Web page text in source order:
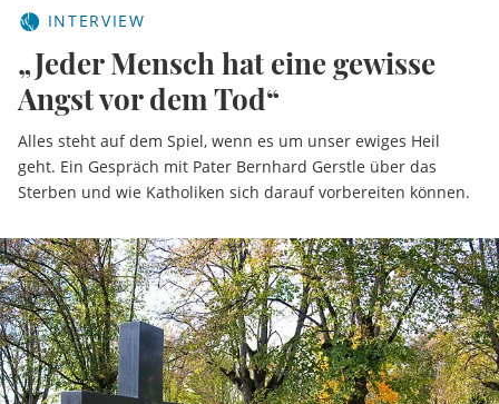
INTERVIEW
„Jeder Mensch hat eine gewisse
Angst vor dem Tod“
Alles steht auf dem Spiel, wenn es um unser ewiges Heil
geht. Ein Gespräch mit Pater Bernhard Gerstle über das
Sterben und wie Katholiken sich darauf vorbereiten können.